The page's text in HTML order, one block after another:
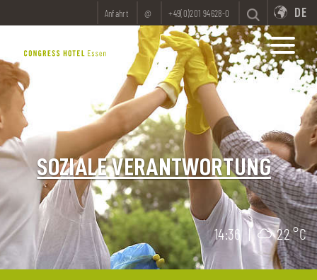
Anfahrt @ +49(0)201 94628-0 DE
SOZIALE VERANTWORTUNG
14:36 | 22 °C